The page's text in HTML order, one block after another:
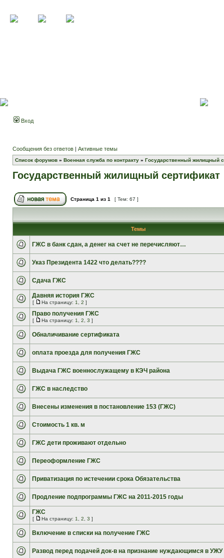
Вход
Сообщения без ответов | Активные темы
Список форумов » Военная служба по контракту » Государственный жилищный
Государственный жилищный сертификат
Страница 1 из 1 [ Тем: 67 ]
Темы
ГЖС в банк сдан, а денег на счет не перечисляют…
Указ Президента 1422 что делать????
Сдача ГЖС
Давняя история ГЖС
[ На страницу: 1 2 ]
Право получения ГЖС
[ На страницу: 1 2 3 ]
Обналичивание сертификата
оплата проезда для получения ГЖС
Выдача ГЖС военнослужащему в КЭЧ района
ГЖС в наследство
Внесены изменения в постановление 153 (ГЖС)
Стоимость 1 кв. м
ГЖС дети проживают отдельно
Переоформление ГЖС
Приватизация по истечении срока Обязательства
Продление подпрограммы ГЖС на 2011-2015 годы
ГЖС
[ На страницу: 1 2 3 ]
Включение в списки на получение ГЖС
Развод перед подачей док-в на признание нуждающимся в УЖУ